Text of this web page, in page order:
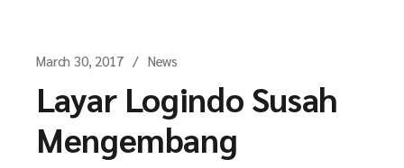
March 30, 2017 News
Layar Logindo Susah
Mengembang